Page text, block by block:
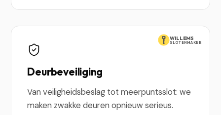
WILLEMS
SLOTENMAKER
Deurbeveiliging
Van veiligheidsbeslag tot meerpuntsslot: we
maken zwakke deuren opnieuw serieus.